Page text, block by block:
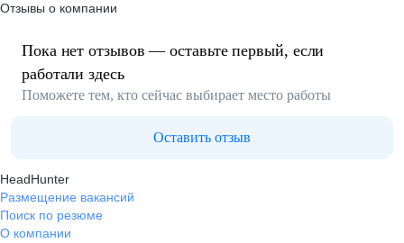
Отзывы о компании
Пока нет отзывов — оставьте первый, если
работали здесь
Поможете тем, кто сейчас выбирает место работы
Оставить отзыв
HeadHunter
Размещение вакансий
Поиск по резюме
О компании